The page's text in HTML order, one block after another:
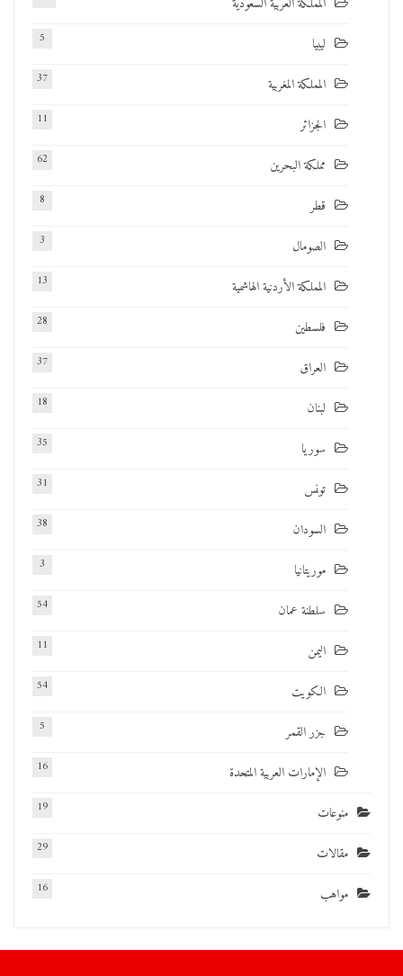
ليبيا 5
المملكة المغربية 37
الجزائر 11
مملكة البحرين 62
قطر 8
الصومال 3
المملكة الأردنية الهاشمية 13
فلسطين 28
العراق 37
لبنان 18
سوريا 35
تونس 31
السودان 38
موريتانيا 3
سلطنة عمان 54
اليمن 11
الكويت 54
جزر القمر 5
الإمارات العربية المتحدة 16
منوعات 19
مقالات 29
مواهب 16